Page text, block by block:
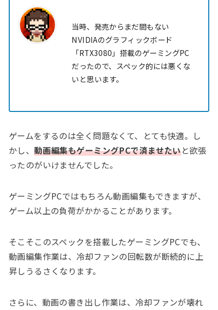
当時、発売からまだ間もない
NVIDIAのグラフィックボード
「RTX3080」搭載のゲーミングPC
だったので、スペック的には悪くな
いと思います。
ゲームをするのは全く問題なくて、とても快適。し
かし、動画編集もゲーミングPCで済ませたいと欲張
ったのがいけませんでした。
ゲーミングPCではもちろん動画編集もできますが、
ゲーム以上の負荷がかかることがあります。
そこそこのスペックを搭載したゲーミングPCでも、
動画編集作業は、冷却ファンの回転数が断続的に上
昇しうるさくなります。
さらに、動画の書き出し作業は、冷却ファンが壊れ